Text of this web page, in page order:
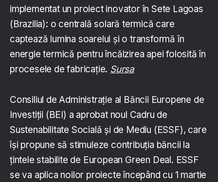
implementat un proiect inovator în Sete Lagoas
(Brazilia): o centrală solară termică care
captează lumina soarelui și o transformă în
energie termică pentru încălzirea apei folosită în
procesele de fabricație. Sursa
Consiliul de Administrație al Băncii Europene de
Investiții (BEI) a aprobat noul Cadru de
Sustenabilitate Socială și de Mediu (ESSF), care
își propune să stimuleze contribuția băncii la
țintele stabilite de European Green Deal. ESSF
se va aplica noilor proiecte începând cu 1 martie